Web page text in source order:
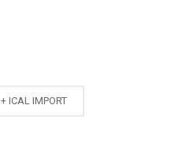
+ ICAL IMPORT